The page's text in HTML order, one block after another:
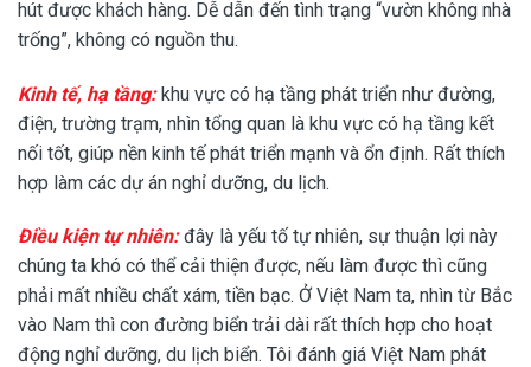
hút được khách hàng. Dễ dẫn đến tình trạng “vườn không nhà
trống”, không có nguồn thu.
Kinh tế, hạ tầng:khu vực có hạ tầng phát triển như đường,
điện, trường trạm, nhìn tổng quan là khu vực có hạ tầng kết
nối tốt, giúp nền kinh tế phát triển mạnh và ổn định. Rất thích
hợp làm các dự án nghỉ dưỡng, du lịch.
Điều kiện tự nhiên:đây là yếu tố tự nhiên, sự thuận lợi này
chúng ta khó có thể cải thiện được, nếu làm được thì cũng
phải mất nhiều chất xám, tiền bạc. Ở Việt Nam ta, nhìn từ Bắc
vào Nam thì con đường biển trải dài rất thích hợp cho hoạt
động nghỉ dưỡng, du lịch biển. Tôi đánh giá Việt Nam phát